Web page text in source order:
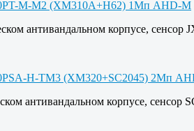
антивандальном корпусе,
антивандальном корпусе,